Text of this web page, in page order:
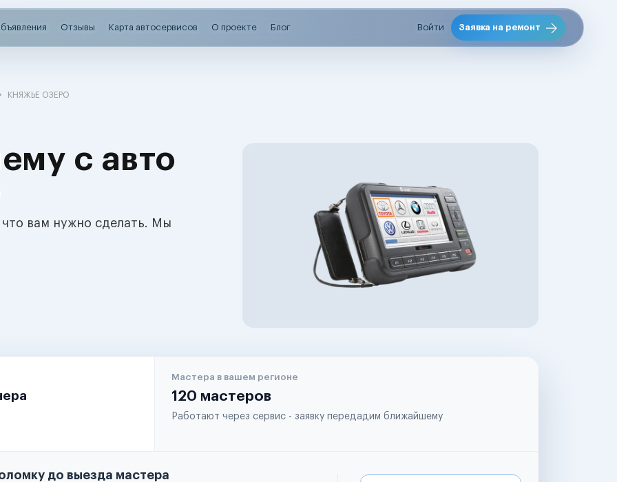
Отзывы Карта автосервисов О проекте Блог Войти Заявка на ремонт
КНЯЖЬЕ ОЗЕРО
с авто
вам нужно сделать. Мы
Мастера в вашем регионе
120 мастеров
Работают через сервис - заявку передадим ближайшему
до выезда мастера